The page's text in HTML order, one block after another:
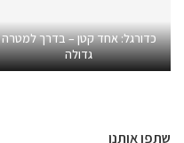
כדורגל: אחד קטן – בדרך למטרה
גדולה
שתפו אותנו